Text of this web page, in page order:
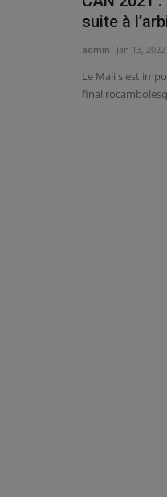
suite à
admin Jan 13, 2022
Le Mali s'est
final